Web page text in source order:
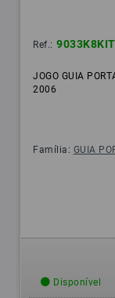
Ref.: 9033K8KIT
JOGO GUIA
2006
Família: GUIA
Disponível